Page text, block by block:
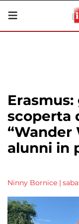
scoperta
“Wander
alunni in
Ninny Bornice |